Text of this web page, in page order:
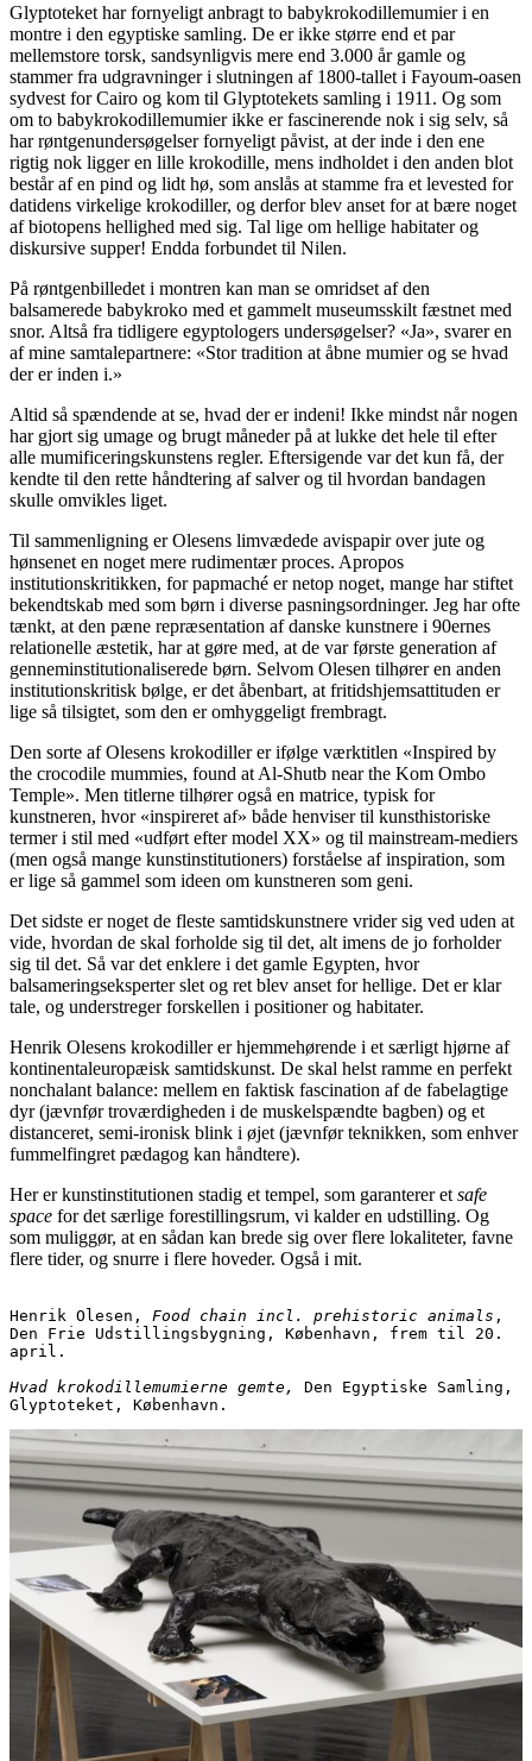
Glyptoteket har fornyeligt anbragt to babykrokodillemumier i en
montre i den egyptiske samling. De er ikke større end et par
mellemstore torsk, sandsynligvis mere end 3.000 år gamle og
stammer fra udgravninger i slutningen af 1800-tallet i Fayoum-oasen
sydvest for Cairo og kom til Glyptotekets samling i 1911. Og som
om to babykrokodillemumier ikke er fascinerende nok i sig selv, så
har røntgenundersøgelser fornyeligt påvist, at der inde i den ene
rigtig nok ligger en lille krokodille, mens indholdet i den anden blot
består af en pind og lidt hø, som anslås at stamme fra et levested for
datidens virkelige krokodiller, og derfor blev anset for at bære noget
af biotopens hellighed med sig. Tal lige om hellige habitater og
diskursive supper! Endda forbundet til Nilen.
På røntgenbilledet i montren kan man se omridset af den
balsamerede babykroko med et gammelt museumsskilt fæstnet med
snor. Altså fra tidligere egyptologers undersøgelser? «Ja», svarer en
af mine samtalepartnere: «Stor tradition at åbne mumier og se hvad
der er inden i.»
Altid så spændende at se, hvad der er indeni! Ikke mindst når nogen
har gjort sig umage og brugt måneder på at lukke det hele til efter
alle mumificeringskunstens regler. Eftersigende var det kun få, der
kendte til den rette håndtering af salver og til hvordan bandagen
skulle omvikles liget.
Til sammenligning er Olesens limvædede avispapir over jute og
hønsenet en noget mere rudimentær proces. Apropos
institutionskritikken, for papmaché er netop noget, mange har stiftet
bekendtskab med som børn i diverse pasningsordninger. Jeg har ofte
tænkt, at den pæne repræsentation af danske kunstnere i 90ernes
relationelle æstetik, har at gøre med, at de var første generation af
genneminstitutionaliserede børn. Selvom Olesen tilhører en anden
institutionskritisk bølge, er det åbenbart, at fritidshjemsattituden er
lige så tilsigtet, som den er omhyggeligt frembragt.
Den sorte af Olesens krokodiller er ifølge værktitlen «Inspired by
the crocodile mummies, found at Al-Shutb near the Kom Ombo
Temple». Men titlerne tilhører også en matrice, typisk for
kunstneren, hvor «inspireret af» både henviser til kunsthistoriske
termer i stil med «udført efter model XX» og til mainstream-mediers
(men også mange kunstinstitutioners) forståelse af inspiration, som
er lige så gammel som ideen om kunstneren som geni.
Det sidste er noget de fleste samtidskunstnere vrider sig ved uden at
vide, hvordan de skal forholde sig til det, alt imens de jo forholder
sig til det. Så var det enklere i det gamle Egypten, hvor
balsameringseksperter slet og ret blev anset for hellige. Det er klar
tale, og understreger forskellen i positioner og habitater.
Henrik Olesens krokodiller er hjemmehørende i et særligt hjørne af
kontinentaleuropæisk samtidskunst. De skal helst ramme en perfekt
nonchalant balance: mellem en faktisk fascination af de fabelagtige
dyr (jævnfør troværdigheden i de muskelspændte bagben) og et
distanceret, semi-ironisk blink i øjet (jævnfør teknikken, som enhver
fummelfingret pædagog kan håndtere).
Her er kunstinstitutionen stadig et tempel, som garanterer et safe
space for det særlige forestillingsrum, vi kalder en udstilling. Og
som muliggør, at en sådan kan brede sig over flere lokaliteter, favne
flere tider, og snurre i flere hoveder. Også i mit.
Henrik Olesen, Food chain incl. prehistoric animals ,
Den Frie Udstillingsbygning, København, frem til 20.
april.
Hvad krokodillemumierne gemte,
Den Egyptiske Samling,
Glyptoteket, København.